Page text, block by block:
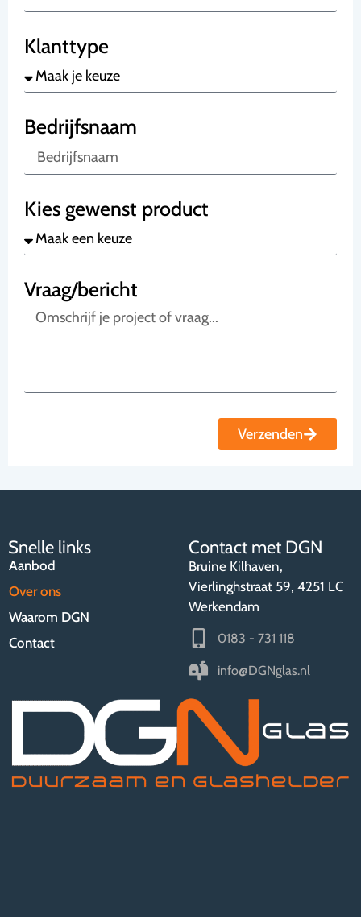
Klanttype
Bedrijfsnaam
Kies gewenst product
Vraag/bericht
Verzenden
Snelle links
Aanbod
Over ons
Waarom DGN
Contact
Contact met DGN
Bruine Kilhaven,
Vierlinghstraat 59, 4251 LC
Werkendam
0183 - 731 118
info@DGNglas.nl